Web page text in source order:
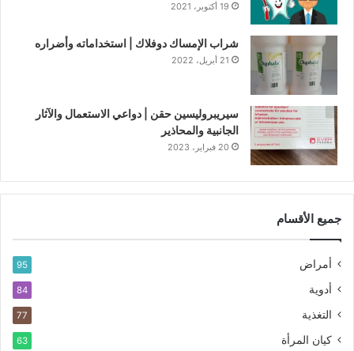
19 أكتوبر، 2021
شراب الإمساك دوفلاك | استخداماته وأضراره
21 أبريل، 2022
سيريبروليسين حقن | دواعي الاستعمال والآثار
الجانبية والمحاذير
20 فبراير، 2023
جميع الأقسام
أمراض 95
أدوية 84
التغذية 77
كيان المرأة 63